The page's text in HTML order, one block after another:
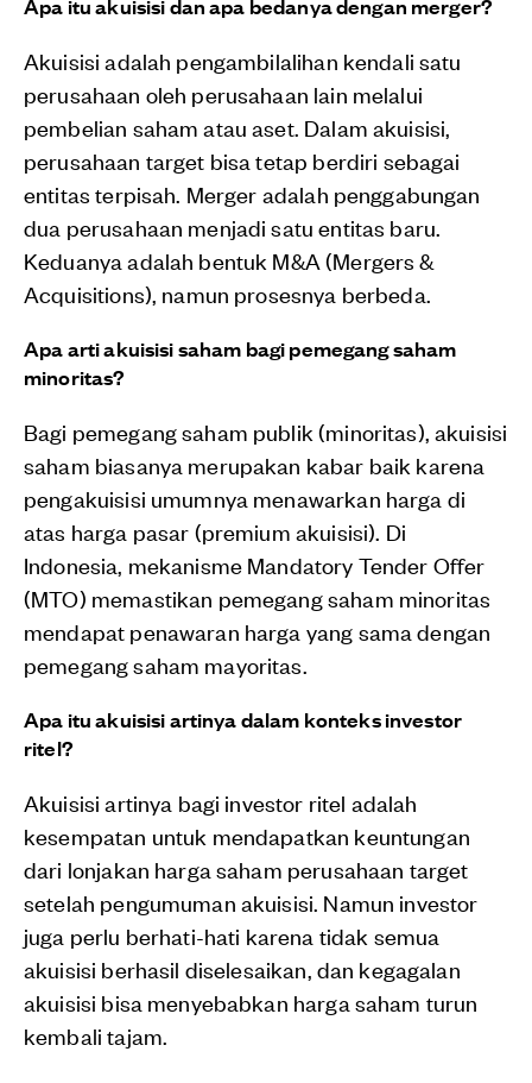
Akuisisi adalah pengambilalihan kendali satu
perusahaan oleh perusahaan lain melalui
pembelian saham atau aset. Dalam akuisisi,
perusahaan target bisa tetap berdiri sebagai
entitas terpisah. Merger adalah penggabungan
dua perusahaan menjadi satu entitas baru.
Keduanya adalah bentuk M&A (Mergers &
Acquisitions), namun prosesnya berbeda.
Apa arti akuisisi saham bagi pemegang saham
minoritas?
Bagi pemegang saham publik (minoritas), akuisisi
saham biasanya merupakan kabar baik karena
pengakuisisi umumnya menawarkan harga di
atas harga pasar (premium akuisisi). Di
Indonesia, mekanisme Mandatory Tender Offer
(MTO) memastikan pemegang saham minoritas
mendapat penawaran harga yang sama dengan
pemegang saham mayoritas.
Apa itu akuisisi artinya dalam konteks investor
ritel?
Akuisisi artinya bagi investor ritel adalah
kesempatan untuk mendapatkan keuntungan
dari lonjakan harga saham perusahaan target
setelah pengumuman akuisisi. Namun investor
juga perlu berhati-hati karena tidak semua
akuisisi berhasil diselesaikan, dan kegagalan
akuisisi bisa menyebabkan harga saham turun
kembali tajam.